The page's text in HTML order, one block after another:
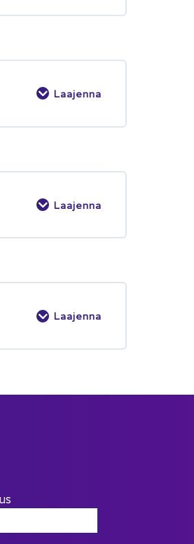
Laajenna
Laajenna
Laajenna